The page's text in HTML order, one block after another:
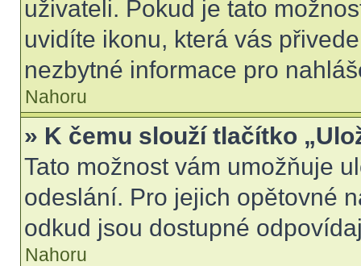
uživateli. Pokud je tato
uvidíte ikonu, která vás
nezbytné informace pro
Nahoru
» K čemu slouží tlačítko
Tato možnost vám umožňuje
odeslání. Pro jejich opětovné
odkud jsou dostupné
Nahoru